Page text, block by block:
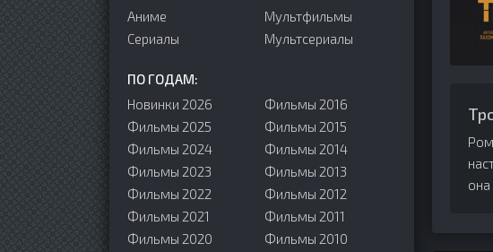
Аниме
Сериалы
Мультфильмы
Мультсериалы
ПО ГОДАМ:
Новинки 2026
Фильмы 2025
Фильмы 2024
Фильмы 2023
Фильмы 2022
Фильмы 2021
Фильмы 2020
Фильмы 2016
Фильмы 2015
Фильмы 2014
Фильмы 2013
Фильмы 2012
Фильмы 2011
Фильмы 2010